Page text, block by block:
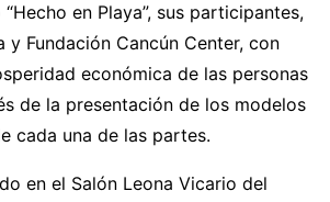
en Playa”, sus participantes,
y Fundación Cancún Center, con
económica de las personas
de la presentación de los modelos
cada una de las partes.
en el Salón Leona Vicario del